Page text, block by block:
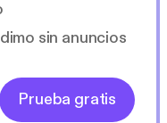
sin anuncios
Prueba gratis